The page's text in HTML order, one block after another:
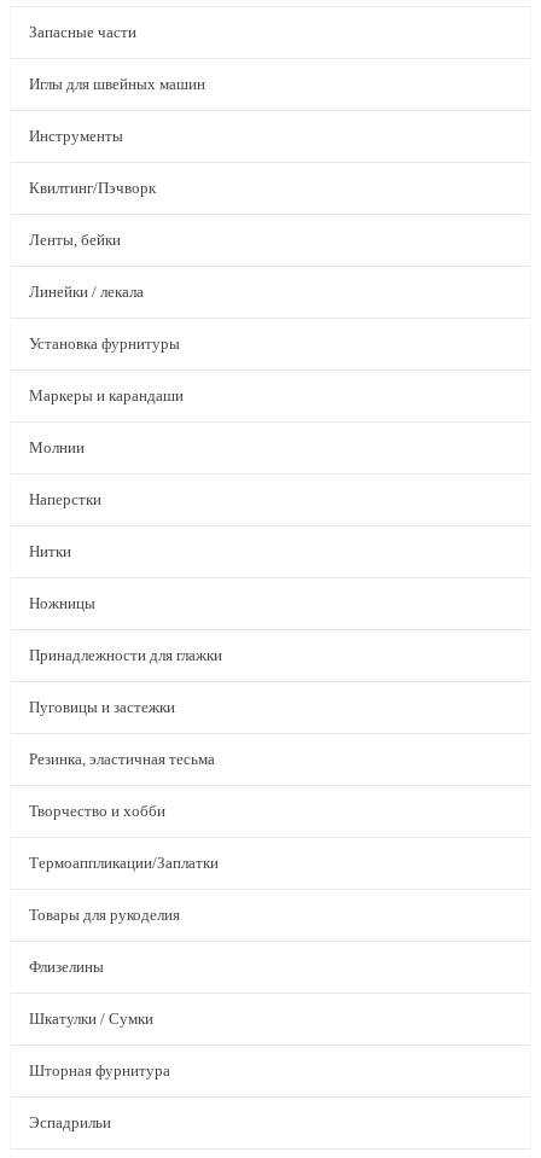
Запасные части
Иглы для швейных машин
Инструменты
Квилтинг/Пэчворк
Ленты, бейки
Линейки / лекала
Установка фурнитуры
Маркеры и карандаши
Молнии
Наперстки
Нитки
Ножницы
Принадлежности для глажки
Пуговицы и застежки
Резинка, эластичная тесьма
Творчество и хобби
Термоаппликации/Заплатки
Товары для рукоделия
Флизелины
Шкатулки / Сумки
Шторная фурнитура
Эспадрильи